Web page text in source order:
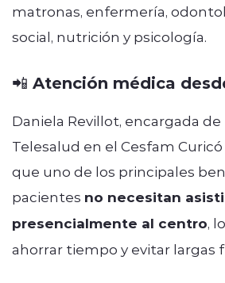
matronas, enfermería,
social, nutrición y psicología.
📲 Atención médica
Daniela Revillot, encargada
Telesalud en el Cesfam
que uno de los principales
pacientes no necesitan
presencialmente al centro,
ahorrar tiempo y evitar largas